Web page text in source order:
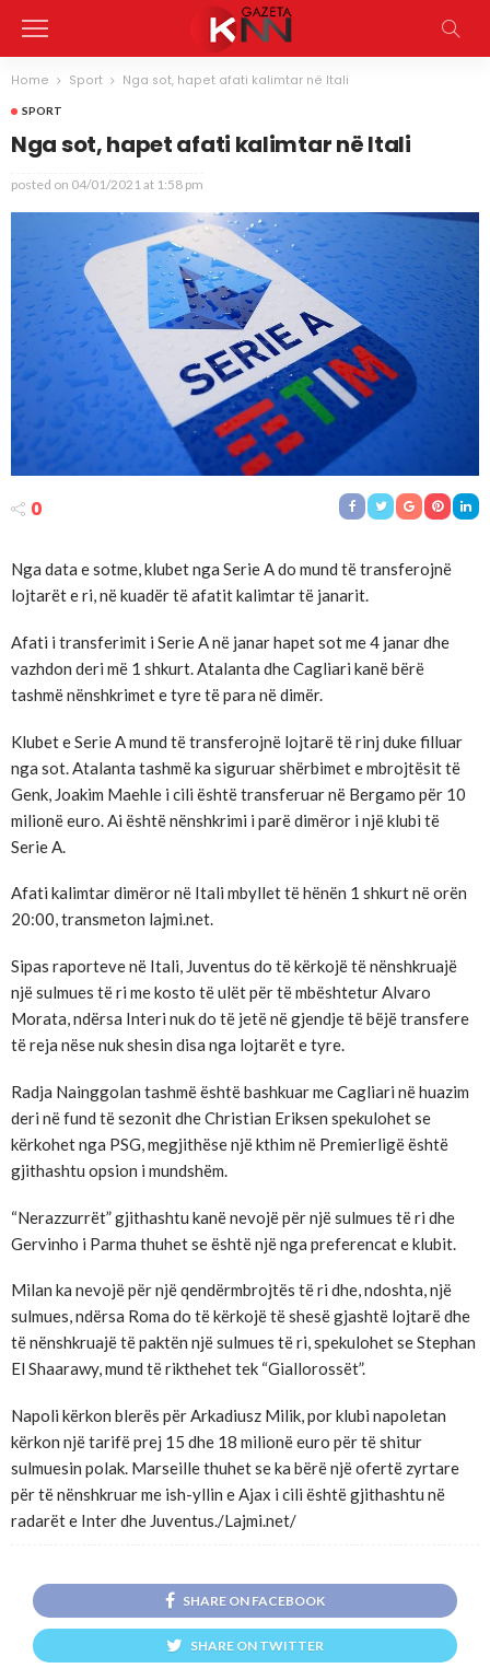
Home Sport Nga sot, hapet afati kalimtar në Itali
SPORT
Nga sot, hapet afati kalimtar në Itali
posted on 04/01/2021 at 1:58 pm
0
Nga data e sotme, klubet nga Serie A do mund të transferojnë
lojtarët e ri, në kuadër të afatit kalimtar të janarit.
Afati i transferimit i Serie A në janar hapet sot me 4 janar dhe
vazhdon deri më 1 shkurt. Atalanta dhe Cagliari kanë bërë
tashmë nënshkrimet e tyre të para në dimër.
Klubet e Serie A mund të transferojnë lojtarë të rinj duke filluar
nga sot. Atalanta tashmë ka siguruar shërbimet e mbrojtësit të
Genk, Joakim Maehle i cili është transferuar në Bergamo për 10
milionë euro. Ai është nënshkrimi i parë dimëror i një klubi të
Serie A.
Afati kalimtar dimëror në Itali mbyllet të hënën 1 shkurt në orën
20:00, transmeton lajmi.net.
Sipas raporteve në Itali, Juventus do të kërkojë të nënshkruajë
një sulmues të ri me kosto të ulët për të mbështetur Alvaro
Morata, ndërsa Interi nuk do të jetë në gjendje të bëjë transfere
të reja nëse nuk shesin disa nga lojtarët e tyre.
Radja Nainggolan tashmë është bashkuar me Cagliari në huazim
deri në fund të sezonit dhe Christian Eriksen spekulohet se
kërkohet nga PSG, megjithëse një kthim në Premierligë është
gjithashtu opsion i mundshëm.
“Nerazzurrët” gjithashtu kanë nevojë për një sulmues të ri dhe
Gervinho i Parma thuhet se është një nga preferencat e klubit.
Milan ka nevojë për një qendërmbrojtës të ri dhe, ndoshta, një
sulmues, ndërsa Roma do të kërkojë të shesë gjashtë lojtarë dhe
të nënshkruajë të paktën një sulmues të ri, spekulohet se Stephan
El Shaarawy, mund të rikthehet tek “Giallorossët”.
Napoli kërkon blerës për Arkadiusz Milik, por klubi napoletan
kërkon një tarifë prej 15 dhe 18 milionë euro për të shitur
sulmuesin polak. Marseille thuhet se ka bërë një ofertë zyrtare
për të nënshkruar me ish-yllin e Ajax i cili është gjithashtu në
radarët e Inter dhe Juventus./Lajmi.net/
SHARE ON FACEBOOK
SHARE ON TWITTER